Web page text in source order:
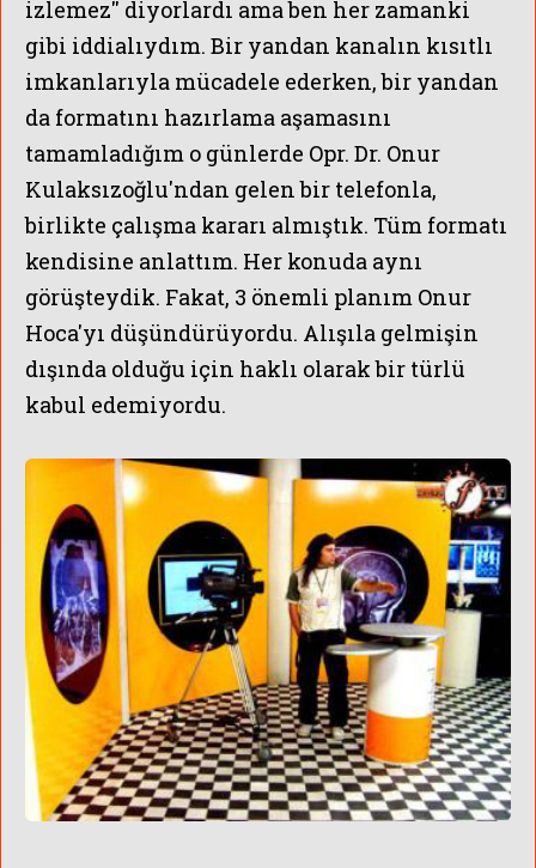
izlemez'' diyorlardı ama ben her zamanki
gibi iddialıydım. Bir yandan kanalın kısıtlı
imkanlarıyla mücadele ederken, bir yandan
da formatını hazırlama aşamasını
tamamladığım o günlerde Opr. Dr. Onur
Kulaksızoğlu'ndan gelen bir telefonla,
birlikte çalışma kararı almıştık. Tüm formatı
kendisine anlattım. Her konuda aynı
görüşteydik. Fakat, 3 önemli planım Onur
Hoca'yı düşündürüyordu. Alışıla gelmişin
dışında olduğu için haklı olarak bir türlü
kabul edemiyordu.